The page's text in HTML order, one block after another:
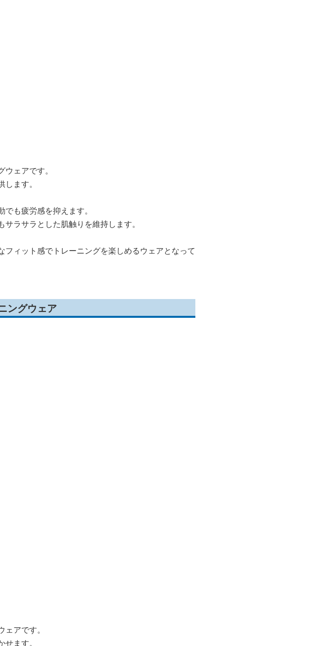
ェアです。
ます。
も疲労感を抑えます。
ラサラとした肌触りを維持します。
ィット感でトレーニングを楽しめるウェアとなって
ングウェア
アです。
ます。